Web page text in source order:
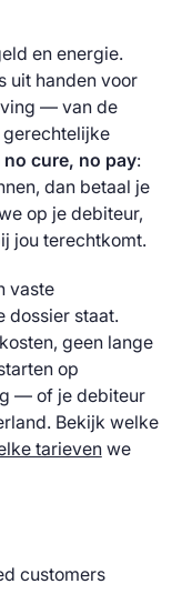
en energie.
uit handen voor
— van de
gerechtelijke
no cure, no pay:
dan betaal je
op je debiteur,
jou terechtkomt.
vaste
dossier staat.
geen lange
op
— of je debiteur
Bekijk welke
tarievenwe
customers